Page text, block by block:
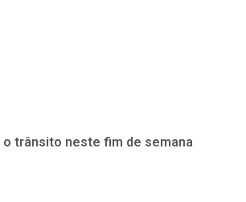
trânsito neste fim de semana